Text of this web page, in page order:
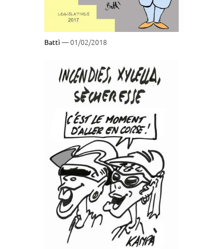
Battì — 01/02/2018